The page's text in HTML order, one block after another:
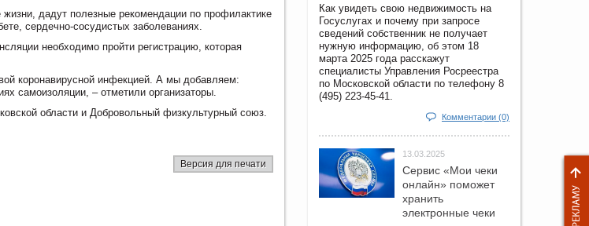
дадут полезные рекомендации по профилактике
сердечно-сосудистых заболеваниях.
необходимо пройти регистрацию, которая
коронавирусной инфекцией. А мы добавляем:
самоизоляции, – отметили организаторы.
области и Добровольный физкультурный союз.
Версия для печати
Как увидеть свою недвижимость на
Госуслугах и почему при запросе
сведений собственник не получает
нужную информацию, об этом 18
марта 2025 года расскажут
специалисты Управления Росреестра
по Московской области по телефону 8
(495) 223-45-41.
Комментарии (0)
13.03.2025
Сервис «Мои чеки
онлайн» поможет
хранить
электронные чеки